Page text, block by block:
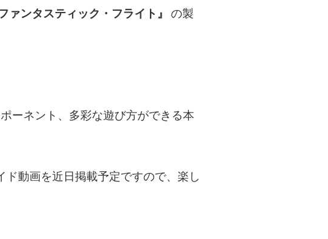
ァンタスティック・フライト』
の製
ーネント、多彩な遊び方ができる本
ド動画を近日掲載予定ですので、楽し